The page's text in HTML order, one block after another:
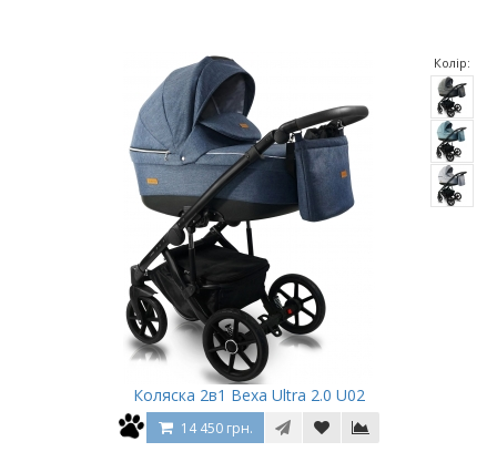
Колір:
Коляска 2в1 Bexa Ultra 2.0 U02
14 450 грн.